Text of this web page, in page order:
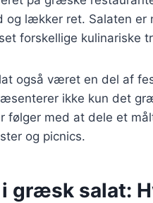
og lækker ret. Salaten
forskellige kulinariske
også været en del af
ikke kun det
følger med at dele et
og picnics.
græsk salat: